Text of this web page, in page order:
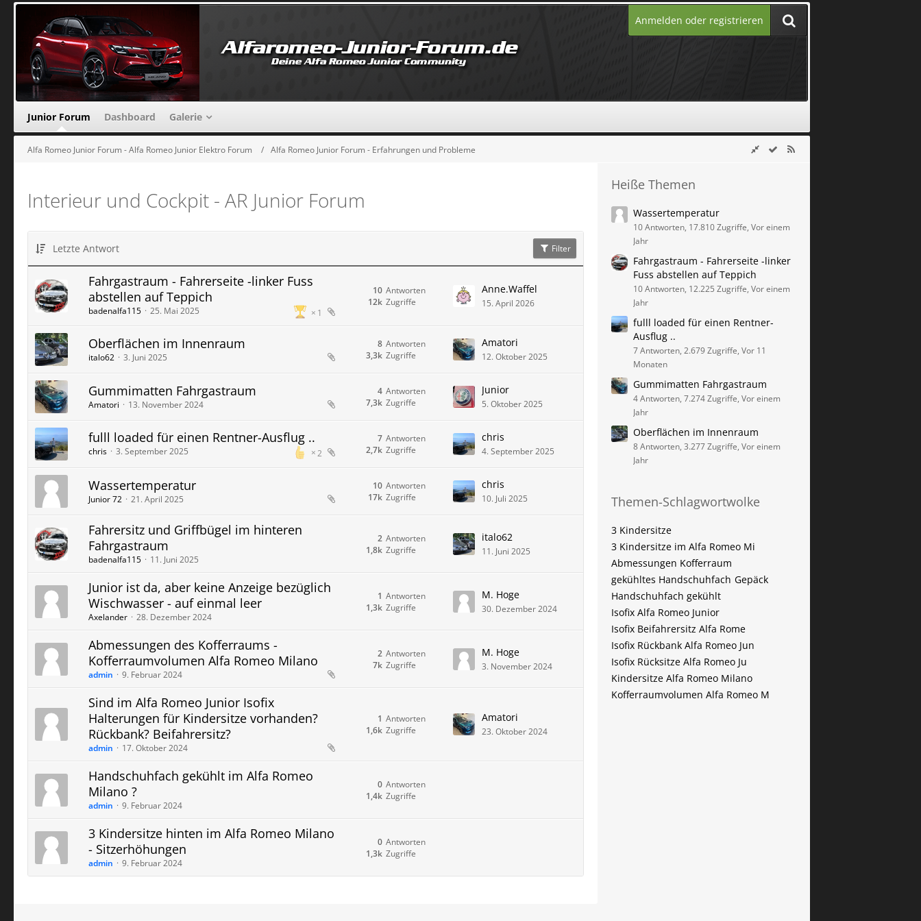
Anmelden oder registrieren
Junior Forum Dashboard Galerie
Alfa Romeo Junior Forum - Alfa Romeo Junior Elektro Forum Alfa Romeo Junior Forum - Erfahrungen und Probleme
Interieur und Cockpit - AR Junior Forum
Letzte Antwort Filter
Fahrgastraum - Fahrerseite -linker Fuss
abstellen auf Teppich
1
badenalfa115 25. Mai 2025
Antworten
10
Zugriffe
12k
Anne.Waffel
15. April 2026
Oberflächen im Innenraum
italo62 3. Juni 2025
Antworten
8
Zugriffe
3,3k
Amatori
12. Oktober 2025
Gummimatten Fahrgastraum
Amatori 13. November 2024
Antworten
4
Zugriffe
7,3k
Junior
5. Oktober 2025
fulll loaded für einen Rentner-Ausflug ..
2
chris 3. September 2025
Antworten
7
Zugriffe
2,7k
chris
4. September 2025
Wassertemperatur
Junior 72 21. April 2025
Antworten
10
Zugriffe
17k
chris
10. Juli 2025
Fahrersitz und Griffbügel im hinteren
Fahrgastraum
badenalfa115 11. Juni 2025
Antworten
2
Zugriffe
1,8k
italo62
11. Juni 2025
Junior ist da, aber keine Anzeige bezüglich
Wischwasser - auf einmal leer
Axelander 28. Dezember 2024
Antworten
1
Zugriffe
1,3k
M. Hoge
30. Dezember 2024
Abmessungen des Kofferraums -
Kofferraumvolumen Alfa Romeo Milano
admin 9. Februar 2024
Antworten
2
Zugriffe
7k
M. Hoge
3. November 2024
Sind im Alfa Romeo Junior Isofix
Halterungen für Kindersitze vorhanden?
Rückbank? Beifahrersitz?
admin 17. Oktober 2024
Antworten
1
Zugriffe
1,6k
Amatori
23. Oktober 2024
Handschuhfach gekühlt im Alfa Romeo
Milano ?
admin 9. Februar 2024
Antworten
0
Zugriffe
1,4k
3 Kindersitze hinten im Alfa Romeo Milano
- Sitzerhöhungen
admin 9. Februar 2024
Antworten
0
Zugriffe
1,3k
Heiße Themen
Wassertemperatur
10 Antworten, 17.810 Zugriffe, Vor einem
Jahr
Fahrgastraum - Fahrerseite -linker
Fuss abstellen auf Teppich
10 Antworten, 12.225 Zugriffe, Vor einem
Jahr
fulll loaded für einen Rentner-
Ausflug ..
7 Antworten, 2.679 Zugriffe, Vor 11
Monaten
Gummimatten Fahrgastraum
4 Antworten, 7.274 Zugriffe, Vor einem
Jahr
Oberflächen im Innenraum
8 Antworten, 3.277 Zugriffe, Vor einem
Jahr
Themen-Schlagwortwolke
3 Kindersitze
3 Kindersitze im Alfa Romeo Mi
Abmessungen Kofferraum
gekühltes Handschuhfach Gepäck
Handschuhfach gekühlt
Isofix Alfa Romeo Junior
Isofix Beifahrersitz Alfa Rome
Isofix Rückbank Alfa Romeo Jun
Isofix Rücksitze Alfa Romeo Ju
Kindersitze Alfa Romeo Milano
Kofferraumvolumen Alfa Romeo M